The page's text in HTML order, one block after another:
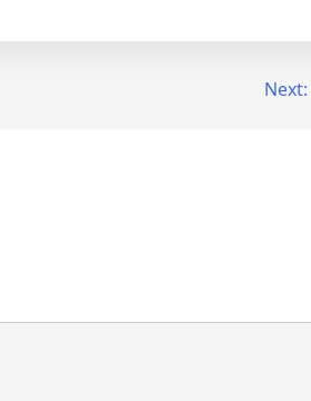
Next: